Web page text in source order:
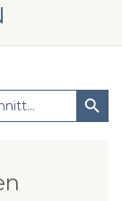
Search Button